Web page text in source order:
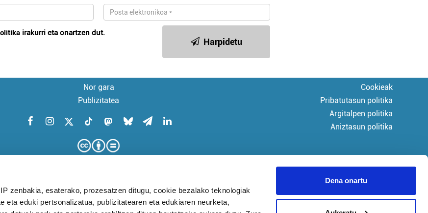
zenbakia, esaterako, prozesatzen ditugu, cookie bezalako teknologiak
eduki pertsonalizatua, publizitatearen eta edukiaren neurketa,
Dena onartu
irakurri eta onartzen dut.
Harpidetu
Nor gara
Publizitatea
KUDEAKETA AURRERATUARI
Cookieak
Pribatutasun politika
Argitalpen politika
Aniztasun politika